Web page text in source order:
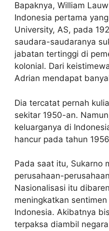
Bapaknya, William
Indonesia pertama
University, AS, pada
saudara-saudaranya
jabatan tertinggi di
kolonial. Dari
Adrian mendapat
Dia tercatat pernah
sekitar 1950-an.
keluarganya di
hancur pada tahun
Pada saat itu, Sukarno
perusahaan-
Nasionalisasi itu
meningkatkan
Indonesia. Akibatnya
terpaksa diambil